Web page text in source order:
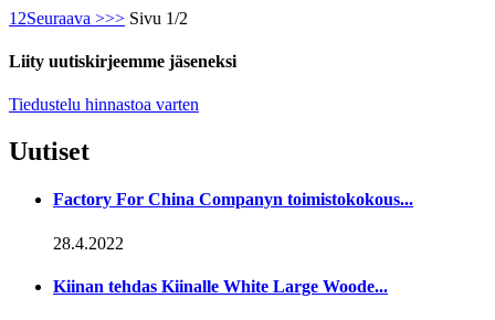
1 2Seuraava >>> Sivu 1/2
Liity uutiskirjeemme jäseneksi
Tiedustelu hinnastoa varten
Uutiset
Factory For China Companyn toimistokokous...
28.4.2022
Kiinan tehdas Kiinalle White Large Woode...